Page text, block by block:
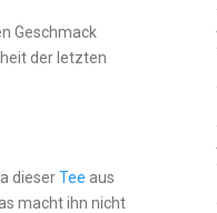
Geschmack
der letzten
dieserTee aus
macht ihn nicht